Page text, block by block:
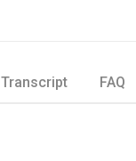
Transcript FAQ